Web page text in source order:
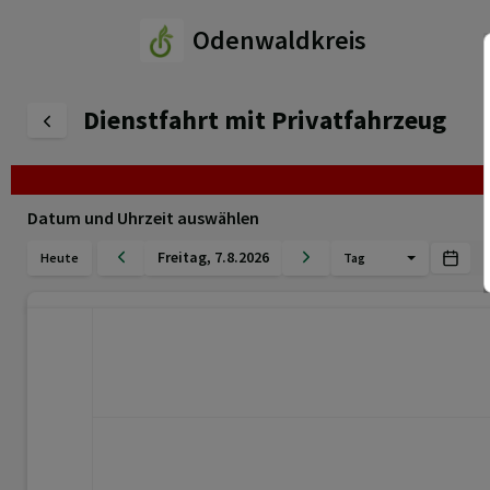
Odenwaldkreis
Dienstfahrt mit Privatfahrzeug
Datum und Uhrzeit auswählen
Heute Freitag, 7.8.2026 Tag